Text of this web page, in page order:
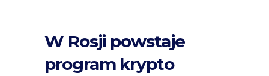
W Rosji powstaje
program krypto